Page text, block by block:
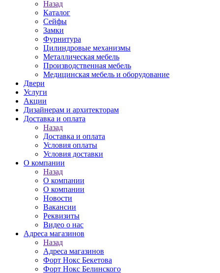
Назад
Каталог
Сейфы
Замки
Фурнитура
Цилиндровые механизмы
Металлическая мебель
Производственная мебель
Медицинская мебель и оборудование
Двери
Услуги
Акции
Дизайнерам и архитекторам
Доставка и оплата
Назад
Доставка и оплата
Условия оплаты
Условия доставки
О компании
Назад
О компании
О компании
Новости
Вакансии
Реквизиты
Видео о нас
Адреса магазинов
Назад
Адреса магазинов
Форт Нокс Бекетова
Форт Нокс Белинского